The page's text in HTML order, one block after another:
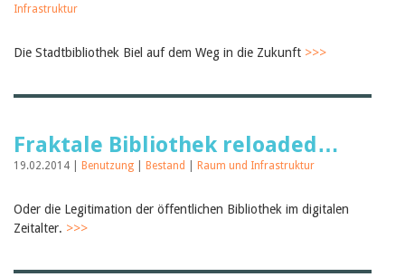
2024
2022
2019
2017
2016
2015
2013
Infrastruktur
Die Stadtbibliothek Biel auf dem Weg in die Zukunft >>>
Fraktale Bibliothek reloaded…
19.02.2014 | Benutzung Bestand Raum und Infrastruktur
Oder die Legitimation der öffentlichen Bibliothek im digitalen
Zeitalter. >>>